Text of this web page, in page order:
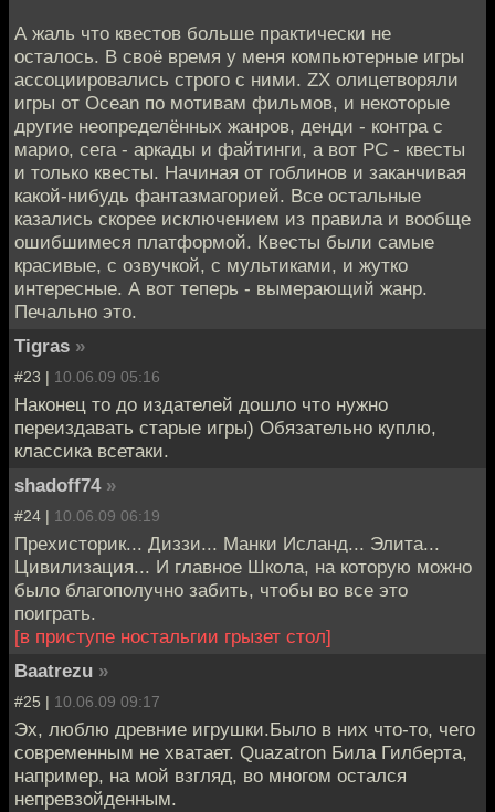
А жаль что квестов больше практически не
осталось. В своё время у меня компьютерные игры
ассоциировались строго с ними. ZX олицетворяли
игры от Ocean по мотивам фильмов, и некоторые
другие неопределённых жанров, денди - контра с
марио, сега - аркады и файтинги, а вот PC - квесты
и только квесты. Начиная от гоблинов и заканчивая
какой-нибудь фантазмагорией. Все остальные
казались скорее исключением из правила и вообще
ошибшимеся платформой. Квесты были самые
красивые, с озвучкой, с мультиками, и жутко
интересные. А вот теперь - вымерающий жанр.
Печально это.
Tigras »
#23 | 10.06.09 05:16
Наконец то до издателей дошло что нужно
переиздавать старые игры) Обязательно куплю,
классика всетаки.
shadoff74 »
#24 | 10.06.09 06:19
Прехисторик... Диззи... Манки Исланд... Элита...
Цивилизация... И главное Школа, на которую можно
было благополучно забить, чтобы во все это
поиграть.
[в приступе ностальгии грызет стол]
Baatrezu »
#25 | 10.06.09 09:17
Эх, люблю древние игрушки.Было в них что-то, чего
современным не хватает. Quazatron Била Гилберта,
например, на мой взгляд, во многом остался
непревзойденным.